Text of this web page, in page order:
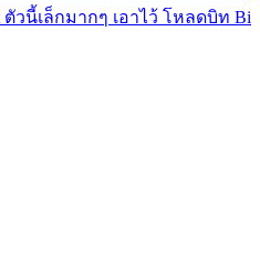
วนี้เล็กมากๆ เอาไว้ โหลดบิท Bi